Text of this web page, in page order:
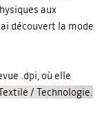
aux
découvert la mode
.dpi, où elle
/ Technologie.